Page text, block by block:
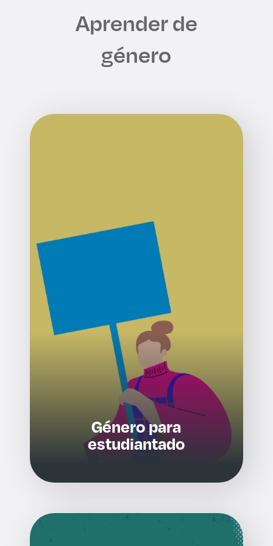
Aprender de
género
Género para
estudiantado